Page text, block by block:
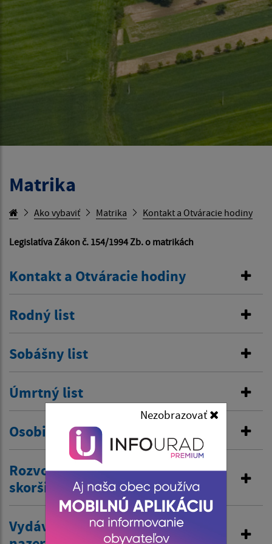
Nezobrazovať
Matrika
Ako vybaviť Matrika Kontakt a Otváracie hodiny
Legislatíva Zákon č. 154/1994 Zb. o matrikách
Kontakt a Otváracie hodiny
Rodný list
Sobášny list
Úmrtný list
Osobitná matrika
Rozvod manželstva a prijatie
skoršieho priezviska
Vydávanie výpisov z matriky a